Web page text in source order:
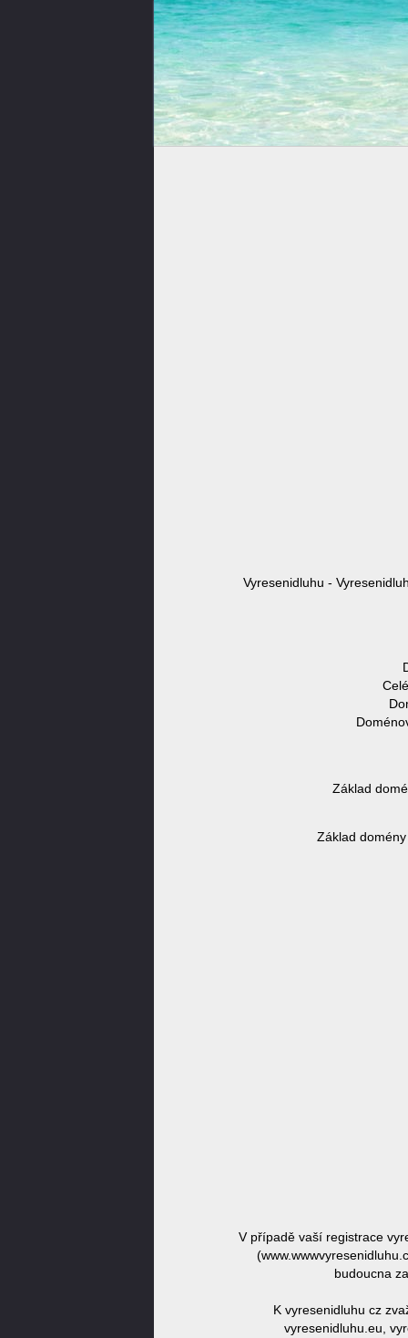
Vyresenidluhu -
Základ
Základ
V případě vaší registrace
budoucna
K vyresenidluhu cz
vyresenidluhu.eu,